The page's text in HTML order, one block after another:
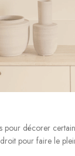
pour décorer
pour faire le